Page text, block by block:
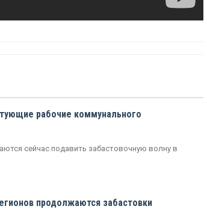
рабочие коммунального
сейчас подавить забастовочную волну в
продолжаются забастовки